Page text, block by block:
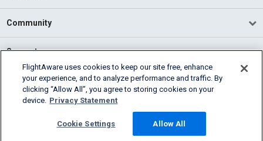
Community
Support
English (USA)
2026 FlightAware
Cookie Settings
FlightAware uses cookies to keep our site free, enhance
your experience, and to analyze performance and traffic. By
clicking “Allow All”, you agree to storing cookies on your
device. Privacy Statement
Cookie Settings Allow All